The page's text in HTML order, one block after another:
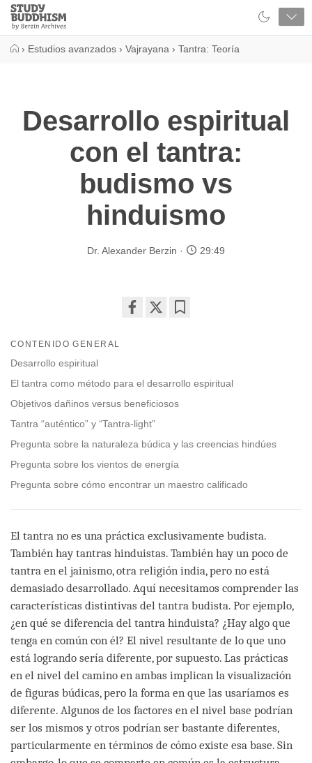
Close
Study
Buddhism
› Estudios avanzados › Vajrayana › Tantra: Teoría
Desarrollo espiritual
con el tantra:
budismo vs
hinduismo
Dr. Alexander Berzin 29:49
CONTENIDO GENERAL
Desarrollo espiritual
El tantra como método para el desarrollo espiritual
Objetivos dañinos versus beneficiosos
Tantra “auténtico” y “Tantra-light”
Pregunta sobre la naturaleza búdica y las creencias hindúes
Pregunta sobre los vientos de energía
Pregunta sobre cómo encontrar un maestro calificado
El tantra no es una práctica exclusivamente budista.
También hay tantras hinduistas. También hay un poco de
tantra en el jainismo, otra religión india, pero no está
demasiado desarrollado. Aquí necesitamos comprender las
características distintivas del tantra budista. Por ejemplo,
¿en qué se diferencia del tantra hinduista? ¿Hay algo que
tenga en común con él? El nivel resultante de lo que uno
está logrando sería diferente, por supuesto. Las prácticas
en el nivel del camino en ambas implican la visualización
de figuras búdicas, pero la forma en que las usaríamos es
diferente. Algunos de los factores en el nivel base podrían
ser los mismos y otros podrían ser bastante diferentes,
particularmente en términos de cómo existe esa base. Sin